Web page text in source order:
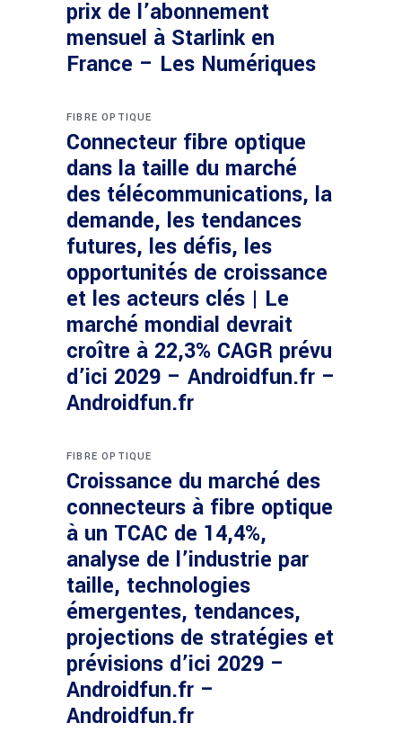
prix de l’abonnement
mensuel à Starlink en
France – Les Numériques
FIBRE OPTIQUE
Connecteur fibre optique
dans la taille du marché
des télécommunications, la
demande, les tendances
futures, les défis, les
opportunités de croissance
et les acteurs clés | Le
marché mondial devrait
croître à 22,3% CAGR prévu
d’ici 2029 – Androidfun.fr –
Androidfun.fr
FIBRE OPTIQUE
Croissance du marché des
connecteurs à fibre optique
à un TCAC de 14,4%,
analyse de l’industrie par
taille, technologies
émergentes, tendances,
projections de stratégies et
prévisions d’ici 2029 –
Androidfun.fr –
Androidfun.fr